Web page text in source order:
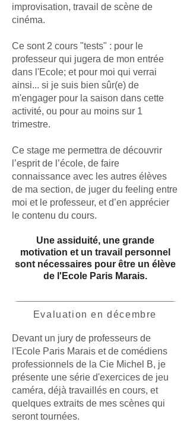
improvisation, travail de scène de
cinéma.
Ce sont 2 cours "tests" : pour le
professeur qui jugera de mon entrée
dans l'Ecole; et pour moi qui verrai
ainsi... si je suis bien sûr(e) de
m'engager pour la saison dans cette
activité, ou pour au moins sur 1
trimestre.
Ce stage me permettra de découvrir
l’esprit de l’école, de faire
connaissance avec les autres élèves
de ma section, de juger du feeling entre
moi et le professeur, et d’en apprécier
le contenu du cours.
Une assiduité, une grande
motivation et un travail personnel
sont nécessaires pour être un élève
de l'Ecole Paris Marais.
Evaluation en décembre
Devant un jury de professeurs de
l'Ecole Paris Marais et de comédiens
professionnels de la Cie Michel B, je
présente une série d'exercices de jeu
caméra, déjà travaillés en cours, et
quelques extraits de mes scènes qui
seront tournées.